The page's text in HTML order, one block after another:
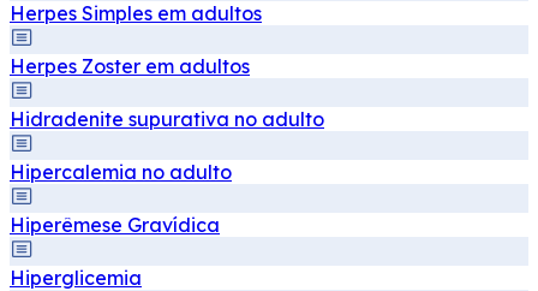
Herpes Simples em adultos
Herpes Zoster em adultos
Hidradenite supurativa no adulto
Hipercalemia no adulto
Hiperêmese Gravídica
Hiperglicemia